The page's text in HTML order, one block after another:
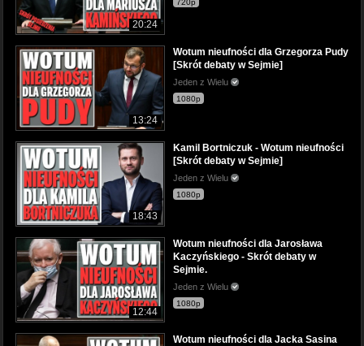
20:24
720p
13:24
Wotum nieufności dla Grzegorza Pudy
[Skrót debaty w Sejmie]
Jeden z Wielu
1080p
18:43
Kamil Bortniczuk - Wotum nieufności
[Skrót debaty w Sejmie]
Jeden z Wielu
1080p
12:44
Wotum nieufności dla Jarosława
Kaczyńskiego - Skrót debaty w
Sejmie.
Jeden z Wielu
1080p
Wotum nieufności dla Jacka Sasina